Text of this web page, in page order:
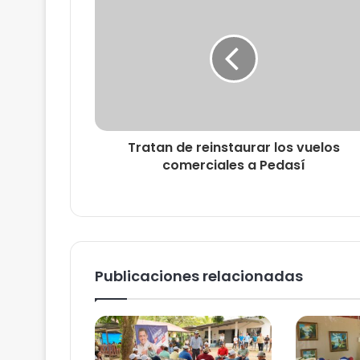
Tratan de reinstaurar los vuelos
comerciales a Pedasí
Publicaciones relacionadas